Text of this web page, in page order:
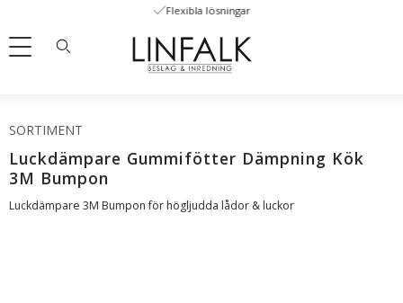
Meny
Flexibla lösningar
SORTIMENT
Luckdämpare Gummifötter Dämpning Kök
3M Bumpon
Luckdämpare 3M Bumpon för högljudda lådor & luckor